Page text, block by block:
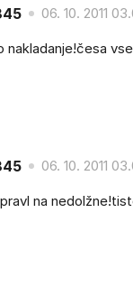
06. 10. 2011
nakladanje!česa
06. 10. 2011
na